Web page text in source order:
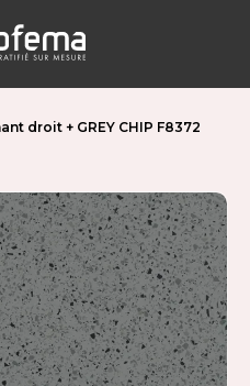
droit + GREY CHIP F8372